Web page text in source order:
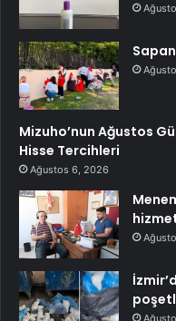
Mizuho’nun Ağustos
Hisse Tercihleri
Ağustos 6, 2026